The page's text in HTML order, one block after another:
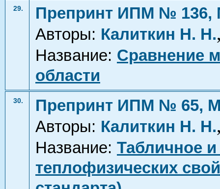
29.
Препринт ИПМ № 136,
Авторы: Калиткин Н. Н.
Название: Сравнение
области
30.
Препринт ИПМ № 65,
Авторы: Калиткин Н. Н.
Название: Табличное
теплофизических